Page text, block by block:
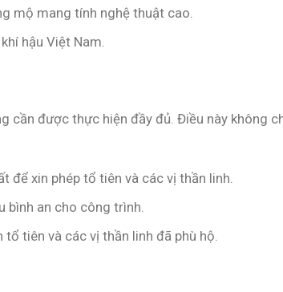
mộ mang tính nghệ thuật cao.
hậu Việt Nam.
cần được thực hiện đầy đủ. Điều này không
để xin phép tổ tiên và các vị thần linh.
bình an cho công trình.
tiên và các vị thần linh đã phù hộ.